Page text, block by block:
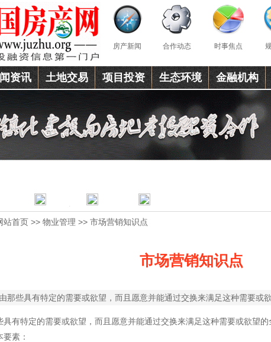
房产新闻 合作动态 时事焦点
资讯 土地交易 项目投资 生态环境 金融机构
站首页 >> 物业管理 >> 市场营销知识点
市场营销知识点
那些具有特定的需要或欲望，而且愿意并能通过交换来满足这种需要或
具有特定的需要或欲望，而且愿意并能通过交换来满足这种需要或欲望
素：